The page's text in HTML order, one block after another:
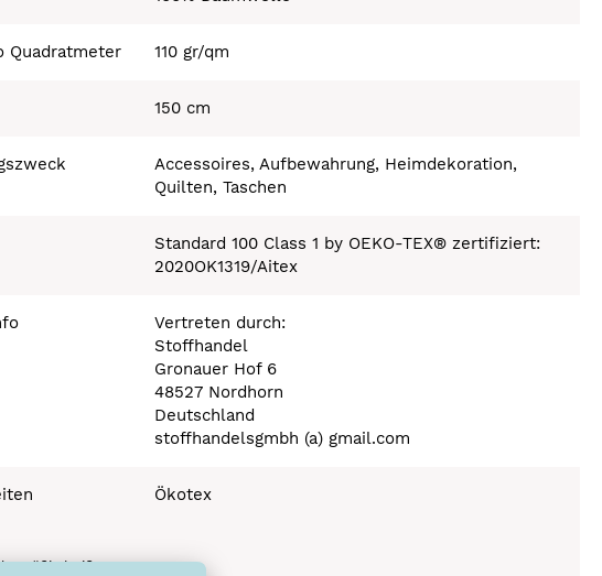
Quadratmeter 110 gr/qm
150 cm
Accessoires, Aufbewahrung, Heimdekoration,
Quilten, Taschen
Standard 100 Class 1 by OEKO-TEX® zertifiziert:
2020OK1319/Aitex
Vertreten durch:
Stoffhandel
Gronauer Hof 6
48527 Nordhorn
Deutschland
stoffhandelsgmbh (a) gmail.com
Ökotex
mäßig heiß 150°C